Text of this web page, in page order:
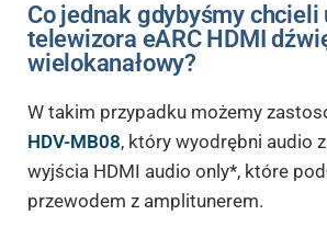
Co jednak gdybyśmy chcieli
telewizora eARC HDMI
wielokanałowy?
W takim przypadku możemy
HDV-MB08, który wyodrębni audio z
wyjścia HDMI audio only*, które
przewodem z amplitunerem.